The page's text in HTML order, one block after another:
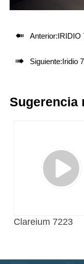
 Anterior:IRIDIO
 Siguiente:Iridio
Sugerencia
Clareium 7223